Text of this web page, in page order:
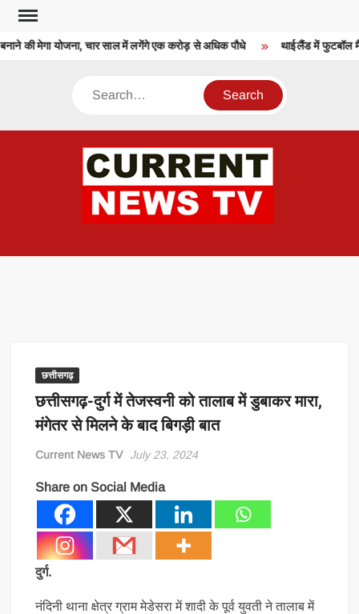
Skip
contentकी मेगा योजना, चार साल में लगेंगे एक करोड़ से अधिक पौधे थाईलैंड में फुटबॉल
Search
छत्तीसगढ़
छत्तीसगढ़-दुर्ग में तेजस्वनी को तालाब में डुबाकर मारा,
मंगेतर से मिलने के बाद बिगड़ी बात
Current News TV July 23, 2024
Share on Social Media
दुर्ग.
नंदिनी थाना क्षेत्र ग्राम मेडेसरा में शादी के पूर्व युवती ने तालाब में